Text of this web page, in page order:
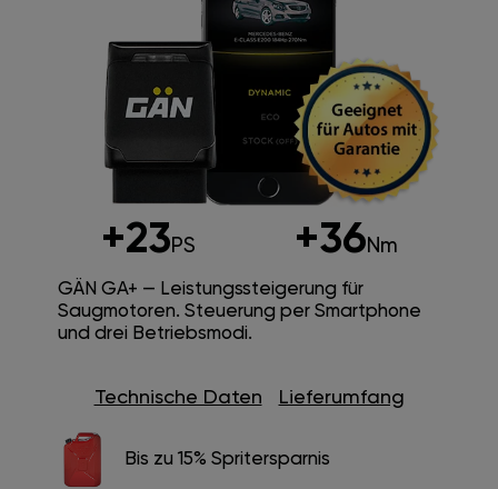
+23PS +36Nm
GÄN GA+ — Leistungssteigerung für
Saugmotoren. Steuerung per Smartphone
und drei Betriebsmodi.
Technische Daten Lieferumfang
Bis zu 15% Spritersparnis